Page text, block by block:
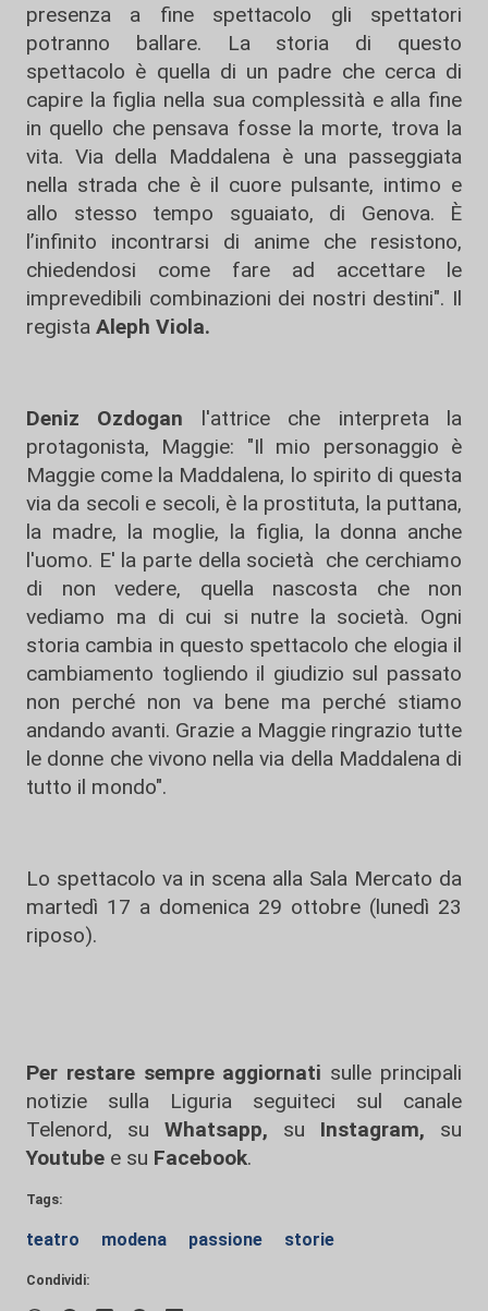
presenza a fine spettacolo gli spettatori
potranno ballare. La storia di questo
spettacolo è quella di un padre che cerca di
capire la figlia nella sua complessità e alla fine
in quello che pensava fosse la morte, trova la
vita. Via della Maddalena è una passeggiata
nella strada che è il cuore pulsante, intimo e
allo stesso tempo sguaiato, di Genova. È
l’infinito incontrarsi di anime che resistono,
chiedendosi come fare ad accettare le
imprevedibili combinazioni dei nostri destini". Il
regista Aleph Viola.
Deniz Ozdogan l'attrice che interpreta la
protagonista, Maggie: "Il mio personaggio è
Maggie come la Maddalena, lo spirito di questa
via da secoli e secoli, è la prostituta, la puttana,
la madre, la moglie, la figlia, la donna anche
l'uomo. E' la parte della società che cerchiamo
di non vedere, quella nascosta che non
vediamo ma di cui si nutre la società. Ogni
storia cambia in questo spettacolo che elogia il
cambiamento togliendo il giudizio sul passato
non perché non va bene ma perché stiamo
andando avanti. Grazie a Maggie ringrazio tutte
le donne che vivono nella via della Maddalena di
tutto il mondo".
Lo spettacolo va in scena alla Sala Mercato da
martedì 17 a domenica 29 ottobre (lunedì 23
riposo).
Per restare sempre aggiornati sulle principali
notizie sulla Liguria seguiteci sul canale
Telenord, su
Whatsapp, su Instagram, su
Youtube e su Facebook.
Tags:
teatro modena passione storie
Condividi: